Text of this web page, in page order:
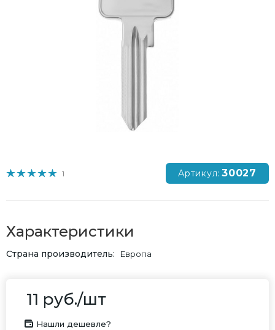
1 Артикул: 30027
Характеристики
Страна производитель Европа
11 руб./шт
Нашли дешевле?